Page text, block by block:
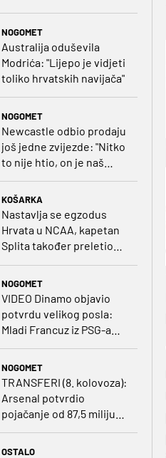
NOGOMET
Australija oduševila
Modrića: "Lijepo je vidjeti
toliko hrvatskih navijača"
NOGOMET
Newcastle odbio prodaju
još jedne zvijezde: "Nitko
to nije htio, on je naš
KOŠARKA
Nastavlja se egzodus
Hrvata u NCAA, kapetan
Splita također preletio
NOGOMET
VIDEO Dinamo objavio
potvrdu velikog posla:
Mladi Francuz iz PSG-a
zadužio dres Plavih!
NOGOMET
TRANSFERI (8. kolovoza):
Arsenal potvrdio
pojačanje od 87,5 milijuna
OSTALO